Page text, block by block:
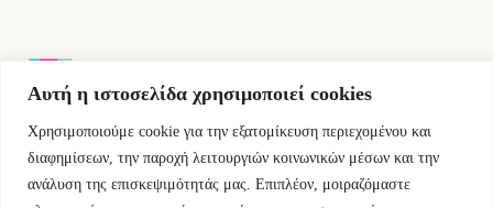
Αυτή η ιστοσελίδα χρησιμοποιεί cookies
Χρησιμοποιούμε cookie για την εξατομίκευση περιεχομένου και
διαφημίσεων, την παροχή λειτουργιών κοινωνικών μέσων και την
ανάλυση της επισκεψιμότητάς μας. Επιπλέον, μοιραζόμαστε
Εμμ.Μπενάκη 76 10681 Αθήνα Ελλάδα.